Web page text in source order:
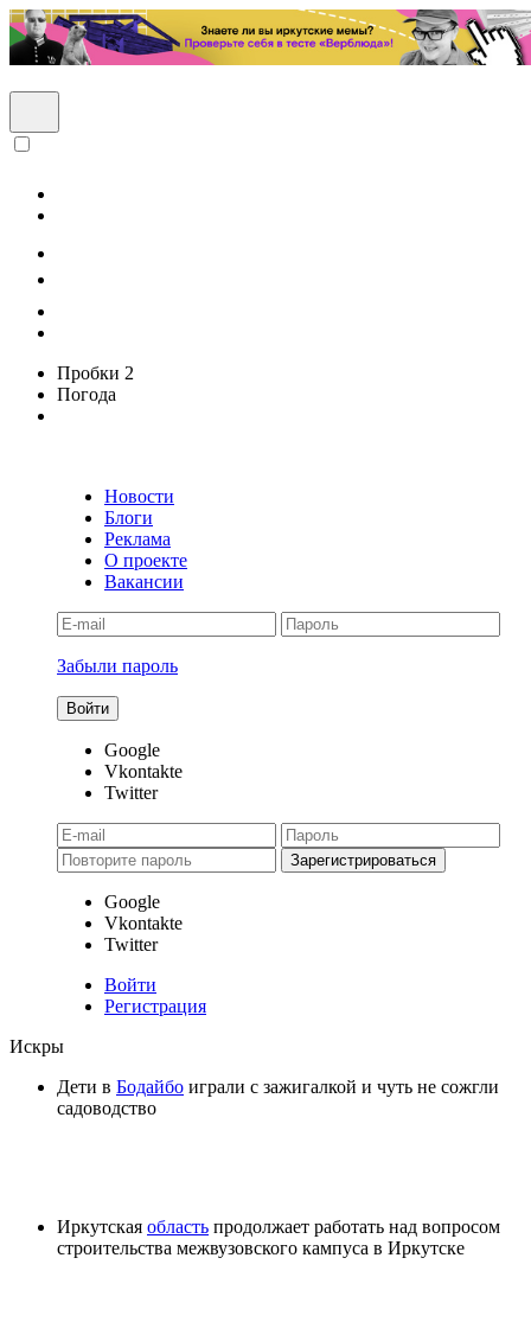
Пробки 2
Погода
Новости
Блоги
Реклама
О проекте
Вакансии
Забыли пароль
Google
Vkontakte
Twitter
Google
Vkontakte
Twitter
Войти
Регистрация
Искры
Дети в Бодайбо играли с зажигалкой и чуть не сожгли
садоводство
Иркутская область продолжает работать над вопросом
строительства межвузовского кампуса в Иркутске